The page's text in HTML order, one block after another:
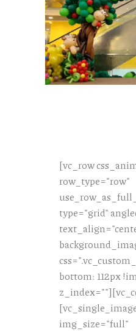
[vc_row
row_type="row"
type="grid"
bottom: 112px
img_size="full"